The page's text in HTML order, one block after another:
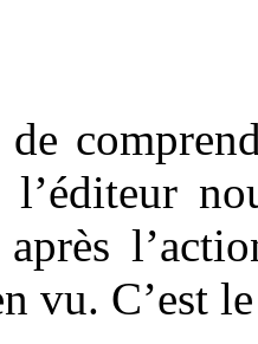
l’éditeur
vu. C’est